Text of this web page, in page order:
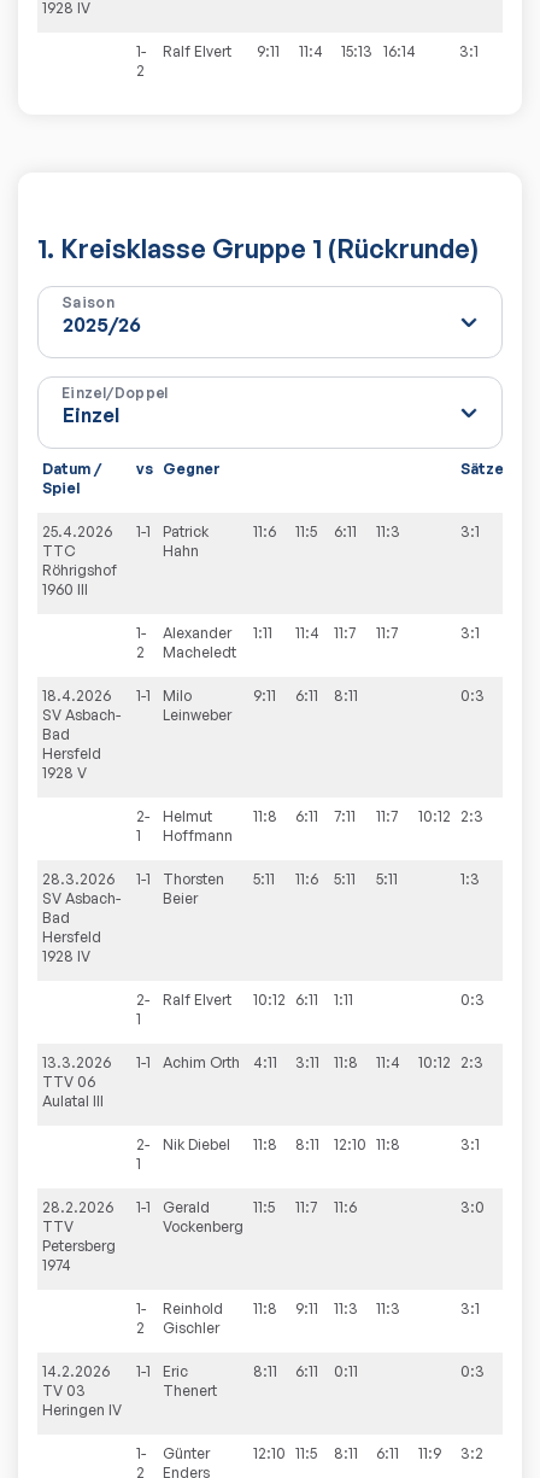
1928 IV
1-
2
Ralf Elvert 9:11 11:4 15:13 16:14 3:1
1. Kreisklasse Gruppe 1 (Rückrunde)
Saison
Einzel/Doppel
Datum /
Spiel
vs Gegner Sätze
25.4.2026
TTC
Röhrigshof
1960 III
1-1
Patrick
Hahn
11:6 11:5 6:11 11:3 3:1
1-
2
Alexander
Macheledt
1:11 11:4 11:7 11:7 3:1
18.4.2026
SV Asbach-
Bad
Hersfeld
1928 V
1-1
Milo
Leinweber
9:11 6:11 8:11 0:3
2-
1
Helmut
Hoffmann
11:8 6:11 7:11 11:7 10:12 2:3
28.3.2026
SV Asbach-
Bad
Hersfeld
1928 IV
1-1
Thorsten
Beier
5:11 11:6 5:11 5:11 1:3
2-
1
Ralf Elvert 10:12 6:11 1:11 0:3
13.3.2026
TTV 06
Aulatal III
1-1 Achim Orth 4:11 3:11 11:8 11:4 10:12 2:3
2-
1
Nik Diebel 11:8 8:11 12:10 11:8 3:1
28.2.2026
TTV
Petersberg
1974
1-1
Gerald
Vockenberg
11:5 11:7 11:6 3:0
1-
2
Reinhold
Gischler
11:8 9:11 11:3 11:3 3:1
14.2.2026
TV 03
Heringen IV
1-1
Eric
Thenert
8:11 6:11 0:11 0:3
1-
2
Günter
Enders
12:10 11:5 8:11 6:11 11:9 3:2